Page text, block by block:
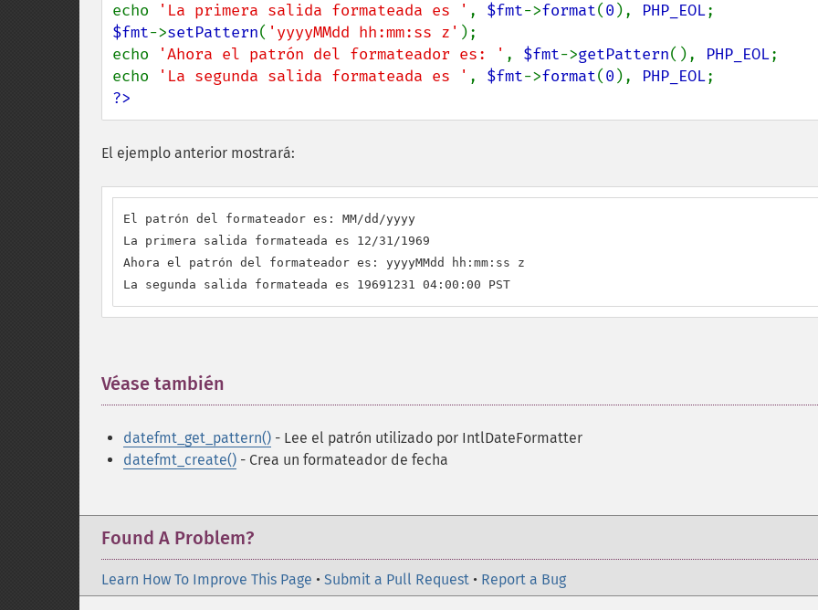
echo
'La primera salida formateada es ' , $fmt->format(0 ), PHP_EOL
$fmt->setPattern( 'yyyyMMdd hh:mm:ss z' );
echo
'Ahora el patrón del formateador es: ' , $fmt->getPattern(), PHP_EOL;
echo
'La segunda salida formateada es ' , $fmt->format(0 ), PHP_EOL
?>
El ejemplo anterior mostrará:
El patrón del formateador es: MM/dd/yyyy
La primera salida formateada es 12/31/1969
Ahora el patrón del formateador es: yyyyMMdd hh:mm:ss z
La segunda salida formateada es 19691231 04:00:00 PST
Véase también
datefmt_get_pattern() - Lee el patrón utilizado por IntlDateFormatter
datefmt_create() - Crea un formateador de fecha
Found A Problem?
Learn How To Improve This Page • Submit a Pull Request • Report a Bug